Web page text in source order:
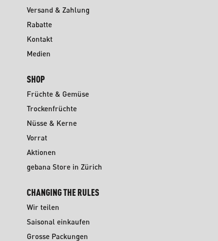
Versand & Zahlung
Rabatte
Kontakt
Medien
SHOP
Früchte & Gemüse
Trockenfrüchte
Nüsse & Kerne
Vorrat
Aktionen
gebana Store in Zürich
CHANGING THE RULES
Wir teilen
Saisonal einkaufen
Grosse Packungen